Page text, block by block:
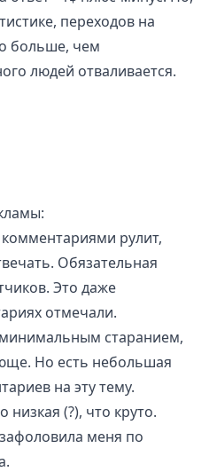
переходов на
больше, чем
людей отваливается.
рулит,
Обязательная
Это даже
отмечали.
старанием,
Но есть небольшая
на эту тему.
низкая (?), что круто.
меня по